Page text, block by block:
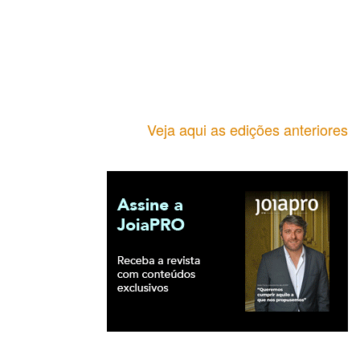
Veja aqui as edições anteriores